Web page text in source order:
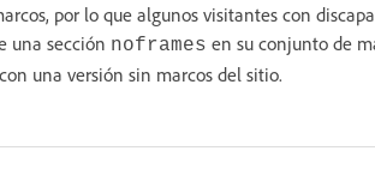
por lo que algunos visitantes con
una sección noframes en su conjunto de
una versión sin marcos del sitio.